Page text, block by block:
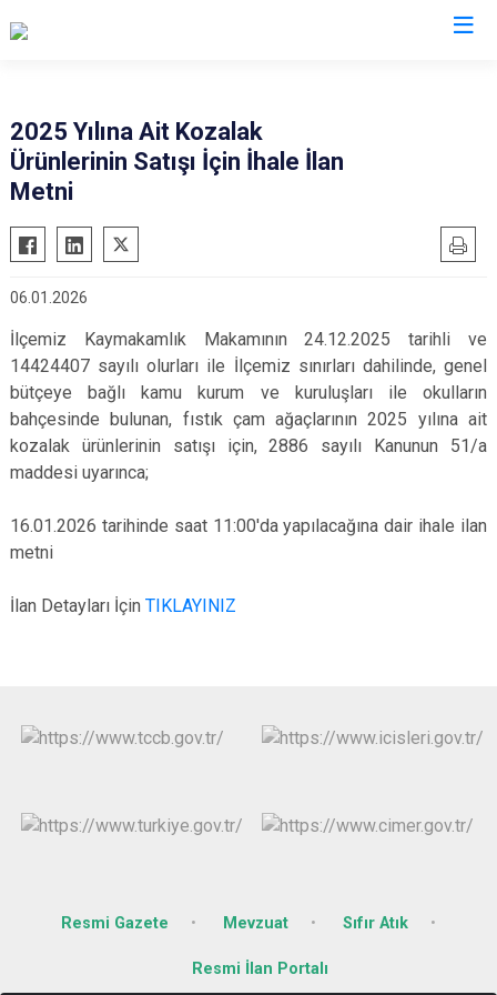
Bozdoğan
Çine
İncirliova
Karacasu
Karpuzlu
Koçarlı
Köşk
Sultanhisar
Yenipazar
Efeler
2025 Yılına Ait Kozalak
Ürünlerinin Satışı İçin İhale İlan
Metni
06.01.2026
İlçemiz Kaymakamlık Makamının 24.12.2025 tarihli ve
14424407 sayılı olurları ile İlçemiz sınırları dahilinde, genel
bütçeye bağlı kamu kurum ve kuruluşları ile okulların
bahçesinde bulunan, fıstık çam ağaçlarının 2025 yılına ait
kozalak ürünlerinin satışı için, 2886 sayılı Kanunun 51/a
maddesi uyarınca;
16.01.2026 tarihinde saat 11:00'da yapılacağına dair ihale ilan
metni
İlan Detayları İçin TIKLAYINIZ
Resmi Gazete Mevzuat Sıfır Atık
Resmi İlan Portalı